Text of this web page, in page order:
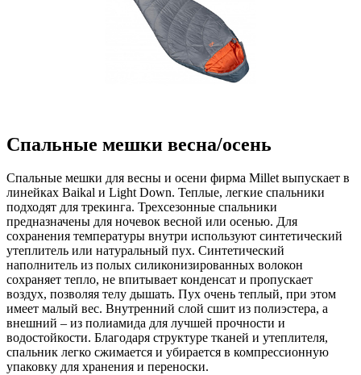
Спальные мешки весна/осень
Спальные мешки для весны и осени фирма Millet выпускает в
линейках Baikal и Light Down. Теплые, легкие спальники
подходят для трекинга. Трехсезонные спальники
предназначены для ночевок весной или осенью. Для
сохранения температуры внутри используют синтетический
утеплитель или натуральный пух. Синтетический
наполнитель из полых силиконизированных волокон
сохраняет тепло, не впитывает конденсат и пропускает
воздух, позволяя телу дышать. Пух очень теплый, при этом
имеет малый вес. Внутренний слой сшит из полиэстера, а
внешний – из полиамида для лучшей прочности и
водостойкости. Благодаря структуре тканей и утеплителя,
спальник легко сжимается и убирается в компрессионную
упаковку для хранения и переноски.